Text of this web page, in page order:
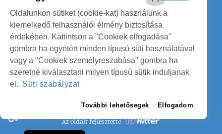
SZEMÉLYES ADATOK VÉDELME
Az oldalt fejlesztette
SZATMÁR MEGYE MEGYEI TANÁCS
KÖVESSENEK
Oldalunkon sütiket (cookie-kat) használunk a
kiemelkedő felhasználói élmény biztosítása
érdekében. Kattintson a "Cookiek elfogadása"
gombra ha egyetért minden típusú süti használatával
vagy a "Cookiek személyreszabása" gombra ha
szeretné kiválasztani milyen típusú sütik induljanak
el. Süti szabályzat
További lehetősegek Elfogadom